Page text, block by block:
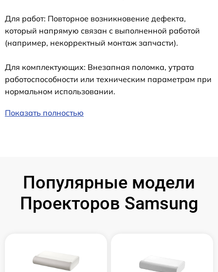
Для работ: Повторное возникновение дефекта,
который напрямую связан с выполненной работой
(например, некорректный монтаж запчасти).
Для комплектующих: Внезапная поломка, утрата
работоспособности или техническим параметрам при
нормальном использовании.
Показать полностью
Популярные модели
Проекторов Samsung